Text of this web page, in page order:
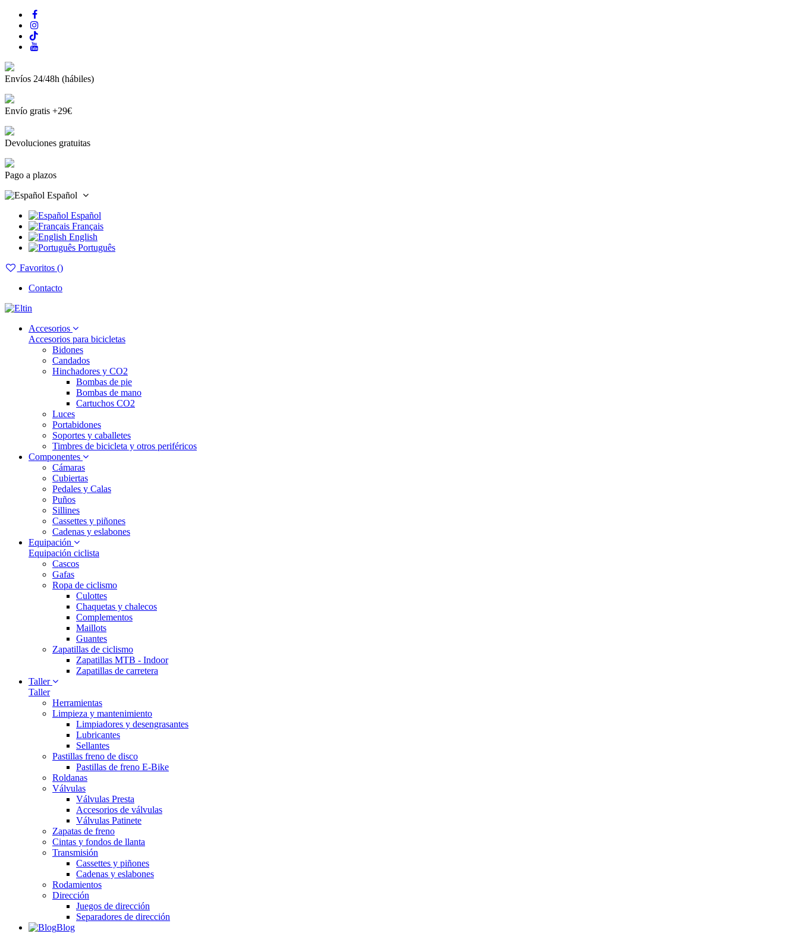
Envíos 24/48h (hábiles)
Envío gratis +29€
Devoluciones gratuitas
Pago a plazos
Español
Español
Français
English
Português
Favoritos ()
Contacto
Accesorios
Accesorios para bicicletas
Bidones
Candados
Hinchadores y CO2
Bombas de pie
Bombas de mano
Cartuchos CO2
Luces
Portabidones
Soportes y caballetes
Timbres de bicicleta y otros periféricos
Componentes
Cámaras
Cubiertas
Pedales y Calas
Puños
Sillines
Cassettes y piñones
Cadenas y eslabones
Equipación
Equipación ciclista
Cascos
Gafas
Ropa de ciclismo
Culottes
Chaquetas y chalecos
Complementos
Maillots
Guantes
Zapatillas de ciclismo
Zapatillas MTB - Indoor
Zapatillas de carretera
Taller
Taller
Herramientas
Limpieza y mantenimiento
Limpiadores y desengrasantes
Lubricantes
Sellantes
Pastillas freno de disco
Pastillas de freno E-Bike
Roldanas
Válvulas
Válvulas Presta
Accesorios de válvulas
Válvulas Patinete
Zapatas de freno
Cintas y fondos de llanta
Transmisión
Cassettes y piñones
Cadenas y eslabones
Rodamientos
Dirección
Juegos de dirección
Separadores de dirección
Blog